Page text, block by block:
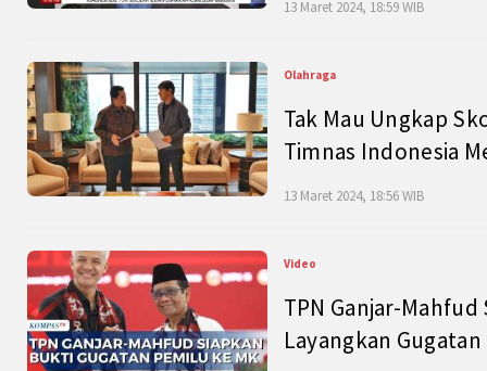
13 Maret 2024, 18:59 WIB
Olahraga
Tak Mau Ungkap
Timnas Indonesia
13 Maret 2024, 18:56 WIB
Video
TPN Ganjar-
Layangkan